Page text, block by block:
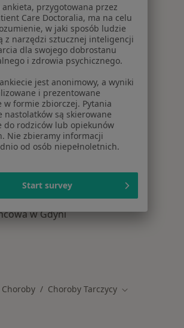
w Wejherowie
w Pruszczu Gdańskim
w Kartuzach
kategorii: W pobliżu Gdyni
Gdyni
w Gdyni
serca w Gdyni
w Gdyni
serca w Gdyni
w Gdyni
Choroby Choroby Tarczycy Zmień miasto
przygotowana przez
Care Doctoralia, ma na celu
w jaki sposób ludzie
z narzędzi sztucznej inteligencji
dla swojego dobrostanu
i zdrowia psychicznego.
jest anonimowy, a wyniki
i prezentowane
w formie zbiorczej. Pytania
nastolatków są skierowane
do rodziców lub opiekunów
Nie zbieramy informacji
od osób niepełnoletnich.
Start survey